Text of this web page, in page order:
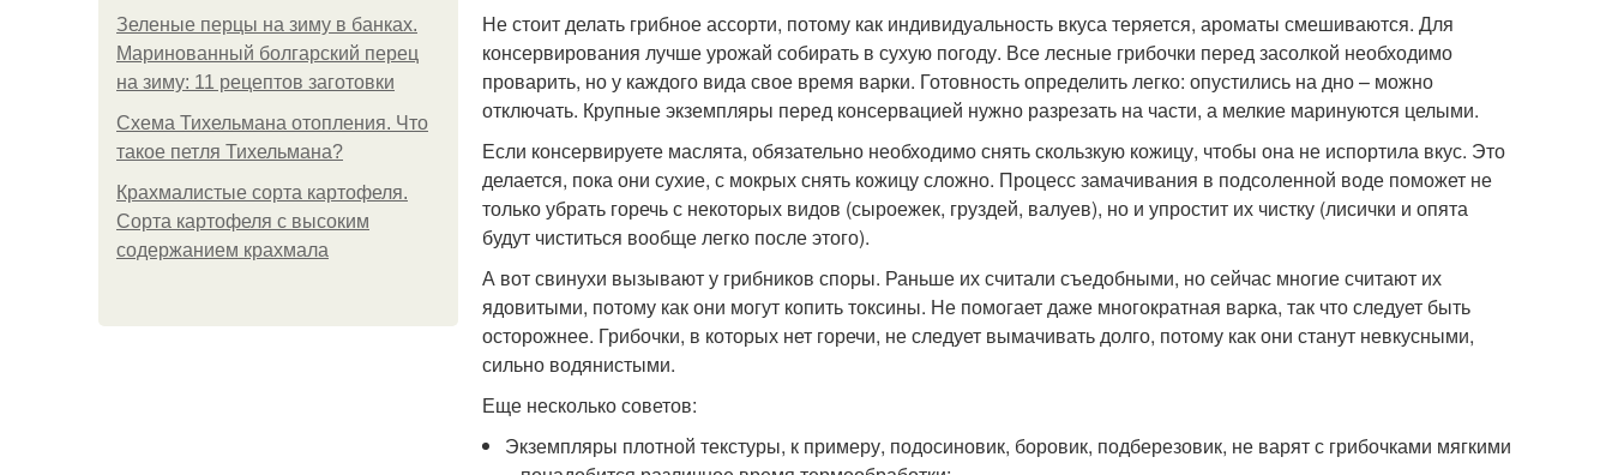
Зеленые перцы на зиму в банках.
Маринованный болгарский перец
на зиму: 11 рецептов заготовки
Схема Тихельмана отопления. Что
такое петля Тихельмана?
Крахмалистые сорта картофеля.
Сорта картофеля с высоким
содержанием крахмала
Не стоит делать грибное ассорти, потому как индивидуальность вкуса теряется, ароматы смешиваются. Для
консервирования лучше урожай собирать в сухую погоду. Все лесные грибочки перед засолкой необходимо
проварить, но у каждого вида свое время варки. Готовность определить легко: опустились на дно – можно
отключать. Крупные экземпляры перед консервацией нужно разрезать на части, а мелкие маринуются целыми.
Если консервируете маслята, обязательно необходимо снять скользкую кожицу, чтобы она не испортила вкус. Это
делается, пока они сухие, с мокрых снять кожицу сложно. Процесс замачивания в подсоленной воде поможет не
только убрать горечь с некоторых видов (сыроежек, груздей, валуев), но и упростит их чистку (лисички и опята
будут чиститься вообще легко после этого).
А вот свинухи вызывают у грибников споры. Раньше их считали съедобными, но сейчас многие считают их
ядовитыми, потому как они могут копить токсины. Не помогает даже многократная варка, так что следует быть
осторожнее. Грибочки, в которых нет горечи, не следует вымачивать долго, потому как они станут невкусными,
сильно водянистыми.
Еще несколько советов:
Экземпляры плотной текстуры, к примеру, подосиновик, боровик, подберезовик, не варят с грибочками мягкими